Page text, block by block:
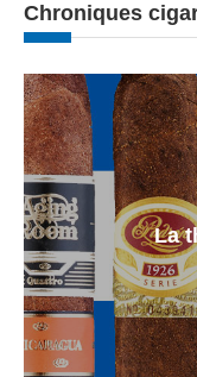
Chroniques
La